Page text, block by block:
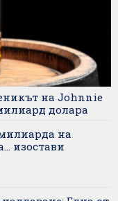
на Johnnie
долара
на
изостави